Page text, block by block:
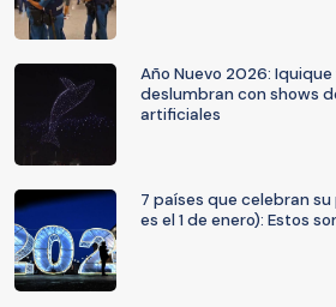
Año Nuevo 2026:
deslumbran con shows
artificiales
7 países que celebran
es el 1 de enero): Estos